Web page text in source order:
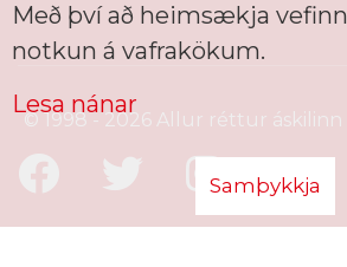
© 1998 - 2026 Allur réttur áskilinn
Með því að heimsækja
notkun á vafrakökum.
Lesa nánar
Samþykkja